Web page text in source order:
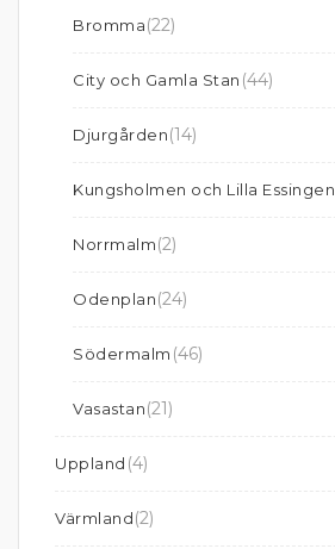
Bromma(22)
City och Gamla Stan (44)
Djurgården(14)
Kungsholmen och Lilla Essingen
Norrmalm(2)
Odenplan(24)
Södermalm (46)
Vasastan(21)
Uppland (4)
Värmland(2)